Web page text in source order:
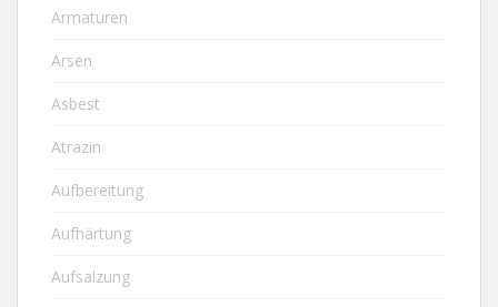
Armaturen
Arsen
Asbest
Atrazin
Aufbereitung
Aufhärtung
Aufsalzung